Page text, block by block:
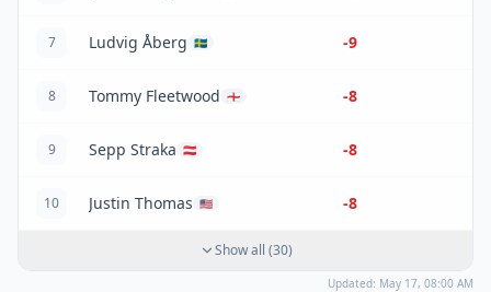
7 Ludvig Åberg 🇸🇪 -9
8 Tommy Fleetwood 🏴󠁧󠁢󠁥󠁮󠁧󠁿 -8
9 Sepp Straka 🇦🇹 -8
10 Justin Thomas 🇺🇸 -8
Show all (30)
Updated: May 17, 08:00 AM